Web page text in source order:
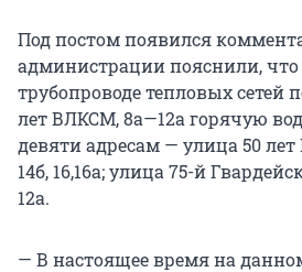
Под постом появился
администрации пояснили, что
трубопроводе тепловых сетей
лет ВЛКСМ, 8а—12а горячую
девяти адресам — улица 50 лет
14б, 16,16а; улица 75-й
12а.
— В настоящее время на